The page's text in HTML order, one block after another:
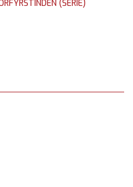
(SERIE)